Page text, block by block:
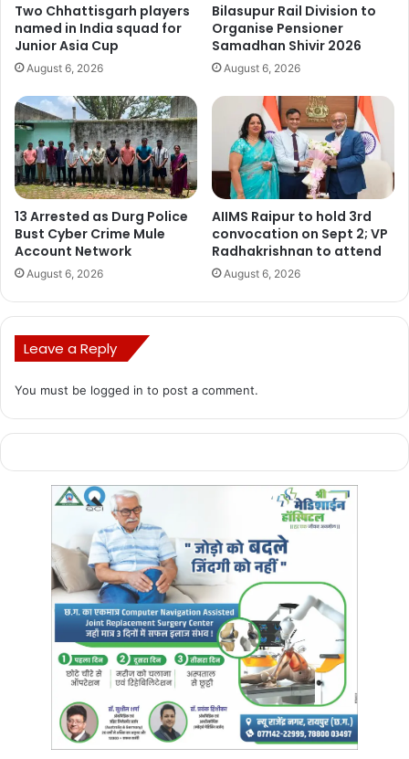
Two Chhattisgarh players
named in India squad for
Junior Asia Cup
August 6, 2026
Bilasupur Rail Division to
Organise Pensioner
Samadhan Shivir 2026
August 6, 2026
13 Arrested as Durg Police
Bust Cyber Crime Mule
Account Network
August 6, 2026
AIIMS Raipur to hold 3rd
convocation on Sept 2; VP
Radhakrishnan to attend
August 6, 2026
Leave a Reply
You must be logged in to post a comment.